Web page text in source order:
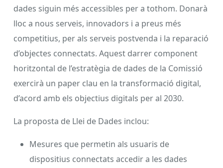
dades siguin més accessibles per a tothom. Donarà
lloc a nous serveis, innovadors i a preus més
competitius, per als serveis postvenda i la reparació
d’objectes connectats. Aquest darrer component
horitzontal de l’estratègia de dades de la Comissió
exercirà un paper clau en la transformació digital,
d’acord amb els objectius digitals per al 2030.
La proposta de Llei de Dades inclou:
Mesures que permetin als usuaris de
dispositius connectats accedir a les dades